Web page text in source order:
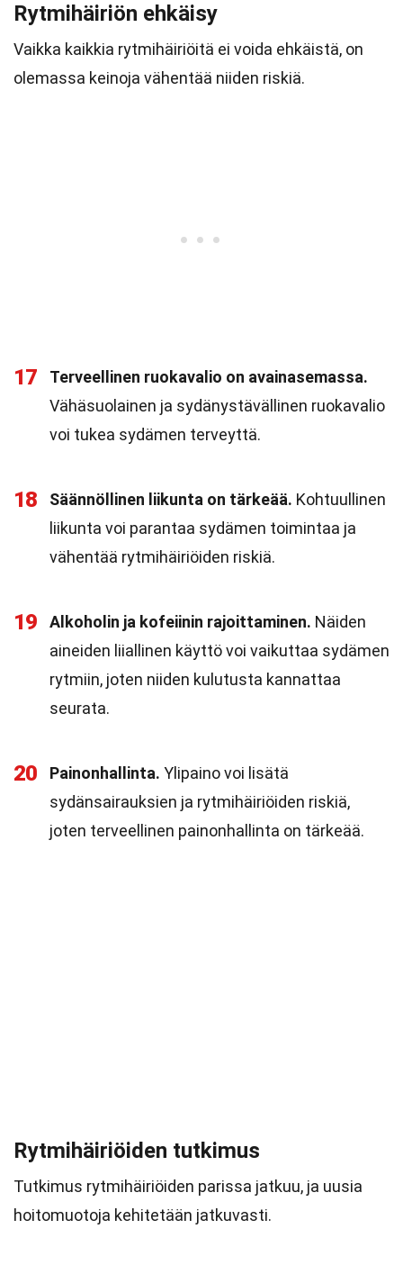
Rytmihäiriön ehkäisy
Vaikka kaikkia rytmihäiriöitä ei voida ehkäistä, on
olemassa keinoja vähentää niiden riskiä.
17
Terveellinen ruokavalio on avainasemassa.
Vähäsuolainen ja sydänystävällinen ruokavalio
voi tukea sydämen terveyttä.
18 Säännöllinen liikunta on tärkeää. Kohtuullinen
liikunta voi parantaa sydämen toimintaa ja
vähentää rytmihäiriöiden riskiä.
19 Alkoholin ja kofeiinin rajoittaminen. Näiden
aineiden liiallinen käyttö voi vaikuttaa sydämen
rytmiin, joten niiden kulutusta kannattaa
seurata.
20 Painonhallinta. Ylipaino voi lisätä
sydänsairauksien ja rytmihäiriöiden riskiä,
joten terveellinen painonhallinta on tärkeää.
Rytmihäiriöiden tutkimus
Tutkimus rytmihäiriöiden parissa jatkuu, ja uusia
hoitomuotoja kehitetään jatkuvasti.